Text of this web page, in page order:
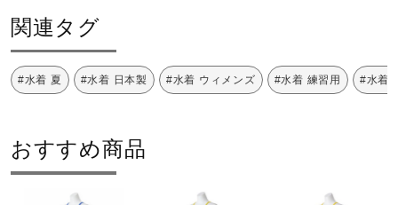
素材
原産国
関連タグ
#水着 夏 #水着 日本製 #水着 ウィメンズ #水着 練習用 #水着
おすすめ商品